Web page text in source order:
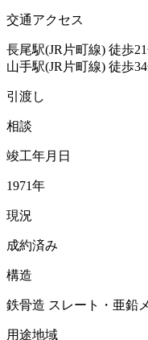
交通アクセス
長尾駅(JR片町線) 徒歩
山手駅(JR片町線) 徒歩
引渡し
相談
竣工年月日
1971年
現況
成約済み
構造
鉄骨造 スレート・亜鉛
用途地域